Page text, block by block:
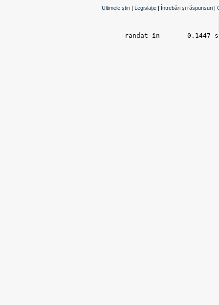
Ultimele știri | Legislație | Întrebări și răspunsuri |
randat în